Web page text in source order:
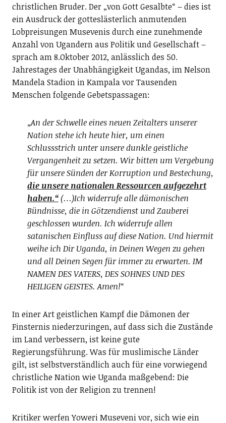
christlichen Bruder. Der „von Gott Gesalbte“ – dies ist
ein Ausdruck der gotteslästerlich anmutenden
Lobpreisungen Musevenis durch eine zunehmende
Anzahl von Ugandern aus Politik und Gesellschaft –
sprach am 8.Oktober 2012, anlässlich des 50.
Jahrestages der Unabhängigkeit Ugandas, im Nelson
Mandela Stadion in Kampala vor Tausenden
Menschen folgende Gebetspassagen:
„An der Schwelle eines neuen Zeitalters unserer
Nation stehe ich heute hier, um einen
Schlussstrich unter unsere dunkle geistliche
Vergangenheit zu setzen. Wir bitten um Vergebung
für unsere Sünden der Korruption und Bestechung,
die unsere nationalen Ressourcen aufgezehrt
haben.“(…)Ich widerrufe alle dämonischen
Bündnisse, die in Götzendienst und Zauberei
geschlossen wurden. Ich widerrufe allen
satanischen Einfluss auf diese Nation. Und hiermit
weihe ich Dir Uganda, in Deinen Wegen zu gehen
und all Deinen Segen für immer zu erwarten. IM
NAMEN DES VATERS, DES SOHNES UND DES
HEILIGEN GEISTES. Amen!“
In einer Art geistlichen Kampf die Dämonen der
Finsternis niederzuringen, auf dass sich die Zustände
im Land verbessern, ist keine gute
Regierungsführung. Was für muslimische Länder
gilt, ist selbstverständlich auch für eine vorwiegend
christliche Nation wie Uganda maßgebend: Die
Politik ist von der Religion zu trennen!
Kritiker werfen Yoweri Museveni vor, sich wie ein